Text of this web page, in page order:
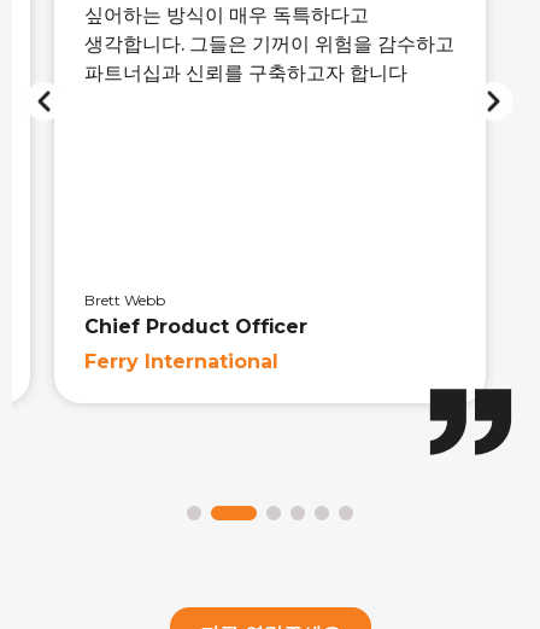
회사의 성공 뿐만 아니라 업계 전체의
성공을 위해 헌신하고 있다는 것을 알 수
있었습니다. 그들은 목축업의 미래에 큰
Jordon Hepton
Feedlot Risk Manager
NextGen AgTech